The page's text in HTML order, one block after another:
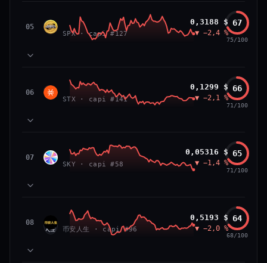
−84,0 % #26
66/100
81
TECHNIQUE 87
VOLUME 71
39
NEWS
momentum 24 h dégradé (−2,7 %) et volume 24 h atone
(0,3 % de sa capitalisation échangés).
CAP. MARCHÉ
VAR. 7 J
−12,5 %
VAR. 30 J
−14,0 %
VS ATH
05 SPX SPX6900
SPX · capi #127
0,3188 $
▼ −2,4 %
67
75/100
83
TECHNIQUE 64
VOLUME 72
52
NEWS
h atone (1,0 % de sa capitalisation échangés).
297 M$
06 STX Stacks
STX · capi #141
0,1299 $
▼ −2,1 %
66
71/100
83
TECHNIQUE 81
VOLUME 54
52
NEWS
07 SKY Sky
SKY · capi #58
0,05316 $
▼ −1,4 %
65
71/100
65
TECHNIQUE 90
VOLUME 72
52
NEWS
08
币安
人生
币安人生 (BinanceLife)
币安人生 · capi #96
0,5193 $
▼ −2,0 %
64
68/100